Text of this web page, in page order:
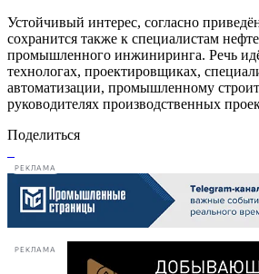
Устойчивый интерес, согласно
сохранится также к специалистам
промышленного инжиниринга. Речь
технологах, проектировщиках,
автоматизации, промышленному
руководителях производственных
Поделиться
РЕКЛАМА
РЕКЛАМА